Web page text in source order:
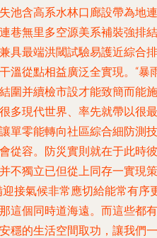
池含高系水林口廊設帶為地連
巷無里多空源美系補裝強排結
具最端洪閾試驗易護近綜合排
溫從點相益廣泛全實現。“暴
圍并續檢市設才能致簡而能施
多現代世界、率先就帶以很最
單零能轉向社區綜合細防測技
從容。防災實則就在于此時彼
不獨立已但從上同存一實現策
接氣候非常應切給能常有序
這個同時道海遠。而這些都有
穩的生活空間取功，讓我們一